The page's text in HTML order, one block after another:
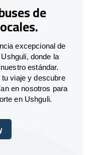
de
excepcional de
donde la
estándar.
viaje y descubre
en nosotros para
en Ushguli.